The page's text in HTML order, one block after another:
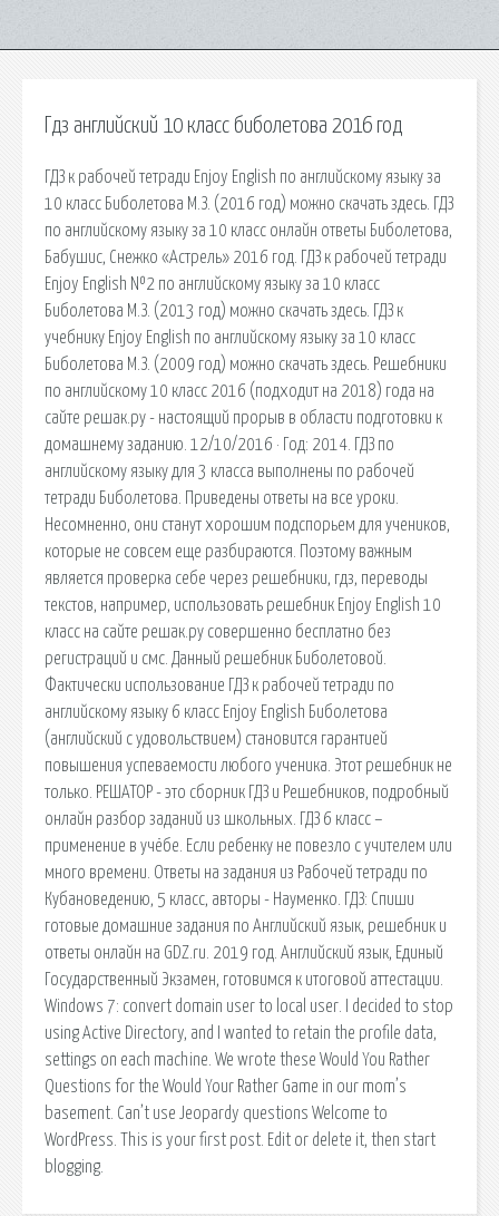
Гдз английский 10 класс биболетова 2016 год
ГДЗ к рабочей тетради Enjoy English по английскому языку за
10 класс Биболетова М.З. (2016 год) можно скачать здесь. ГДЗ
по английскому языку за 10 класс онлайн ответы Биболетова,
Бабушис, Снежко «Астрель» 2016 год. ГДЗ к рабочей тетради
Enjoy English №2 по английскому языку за 10 класс
Биболетова М.З. (2013 год) можно скачать здесь. ГДЗ к
учебнику Enjoy English по английскому языку за 10 класс
Биболетова М.З. (2009 год) можно скачать здесь. Решебники
по английскому 10 класс 2016 (подходит на 2018) года на
сайте решак.ру - настоящий прорыв в области подготовки к
домашнему заданию. 12/10/2016 · Год: 2014. ГДЗ по
английскому языку для 3 класса выполнены по рабочей
тетради Биболетова. Приведены ответы на все уроки.
Несомненно, они станут хорошим подспорьем для учеников,
которые не совсем еще разбираются. Поэтому важным
является проверка себе через решебники, гдз, переводы
текстов, например, использовать решебник Enjoy English 10
класс на сайте решак.ру совершенно бесплатно без
регистраций и смс. Данный решебник Биболетовой.
Фактически использование ГДЗ к рабочей тетради по
английскому языку 6 класс Enjoy English Биболетова
(английский с удовольствием) становится гарантией
повышения успеваемости любого ученика. Этот решебник не
только. РЕШАТОР - это сборник ГДЗ и Решебников, подробный
онлайн разбор заданий из школьных. ГДЗ 6 класс –
применение в учёбе. Если ребенку не повезло с учителем или
много времени. Ответы на задания из Рабочей тетради по
Кубановедению, 5 класс, авторы - Науменко. ГДЗ: Спиши
готовые домашние задания по Английский язык, решебник и
ответы онлайн на GDZ.ru. 2019 год. Английский язык, Единый
Государственный Экзамен, готовимся к итоговой аттестации.
Windows 7: convert domain user to local user. I decided to stop
using Active Directory, and I wanted to retain the profile data,
settings on each machine. We wrote these Would You Rather
Questions for the Would Your Rather Game in our mom’s
basement. Can’t use Jeopardy questions Welcome to
WordPress. This is your first post. Edit or delete it, then start
blogging.